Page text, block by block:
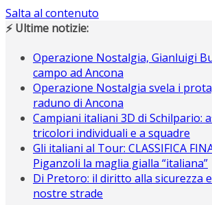
Salta al contenuto
⚡ Ultime notizie:
Operazione Nostalgia, Gianluigi
campo ad Ancona
Operazione Nostalgia svela i
raduno di Ancona
Campiani italiani 3D di Schilpario:
tricolori individuali e a squadre
Gli italiani al Tour: CLASSIFICA
Piganzoli la maglia gialla “italiana”
Di Pretoro: il diritto alla sicurezza
nostre strade